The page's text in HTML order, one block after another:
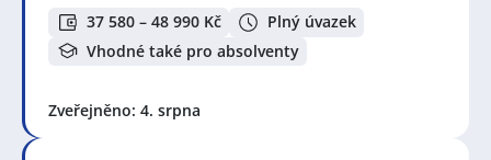
37 580 – 48 990 Kč
Plný úvazek
Vhodné také pro absolventy
Zveřejněno: 4. srpna